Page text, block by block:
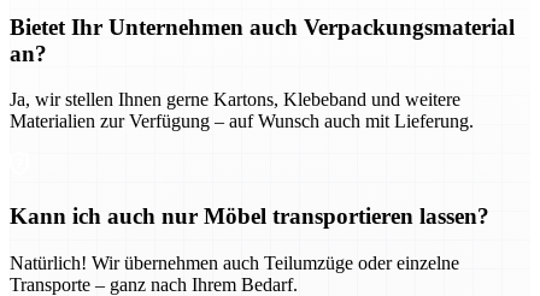
Bietet Ihr Unternehmen auch Verpackungsmaterial
an?
Ja, wir stellen Ihnen gerne Kartons, Klebeband und weitere
Materialien zur Verfügung – auf Wunsch auch mit Lieferung.
Kann ich auch nur Möbel transportieren lassen?
Natürlich! Wir übernehmen auch Teilumzüge oder einzelne
Transporte – ganz nach Ihrem Bedarf.